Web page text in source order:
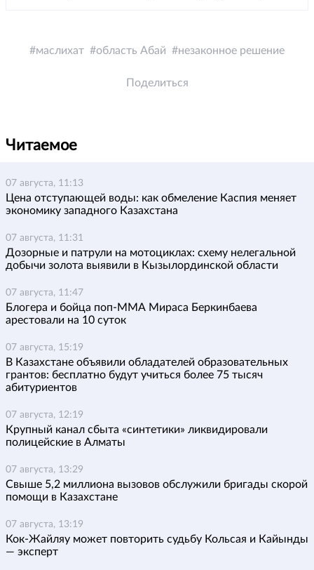
маслихат область Абай незаконное решение
Поделиться
Читаемое
07 августа, 11:13
Цена отступающей воды: как обмеление Каспия меняет
экономику западного Казахстана
07 августа, 11:31
Дозорные и патрули на мотоциклах: схему нелегальной
добычи золота выявили в Кызылординской области
07 августа, 11:47
Блогера и бойца поп-ММА Мираса Беркинбаева
арестовали на 10 суток
07 августа, 15:19
В Казахстане объявили обладателей образовательных
грантов: бесплатно будут учиться более 75 тысяч
абитуриентов
07 августа, 12:19
Крупный канал сбыта «синтетики» ликвидировали
полицейские в Алматы
07 августа, 13:29
Свыше 5,2 миллиона вызовов обслужили бригады скорой
помощи в Казахстане
07 августа, 13:19
Кок-Жайляу может повторить судьбу Кольсая и Кайынды
— эксперт